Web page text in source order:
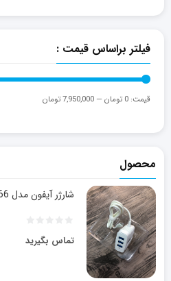
فیلتر براساس قیمت :
قيمت: 0 تومان —7,950,000 تومان
محصول
شارژر آیفون مدل SL-66
تماس بگیرید